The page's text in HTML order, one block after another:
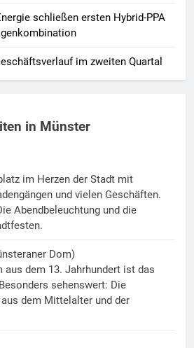
schließen ersten Hybrid-PPA
im zweiten Quartal
in Münster
im Herzen der Stadt mit
und vielen Geschäften.
Abendbeleuchtung und die
Dom)
aus dem 13. Jahrhundert ist das
sehenswert: Die
dem Mittelalter und der